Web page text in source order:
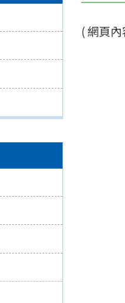
( 網頁